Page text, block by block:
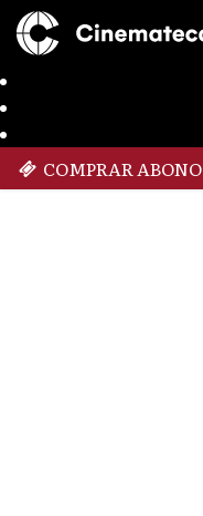
COMPRAR ABONO